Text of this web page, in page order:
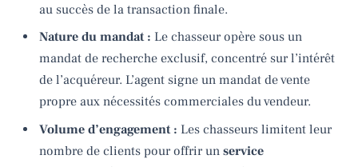
au succès de la transaction finale.
Nature du mandat : Le chasseur opère sous un
mandat de recherche exclusif, concentré sur l’intérêt
de l’acquéreur. L’agent signe un mandat de vente
propre aux nécessités commerciales du vendeur.
Volume d’engagement : Les chasseurs limitent leur
nombre de clients pour offrir un service